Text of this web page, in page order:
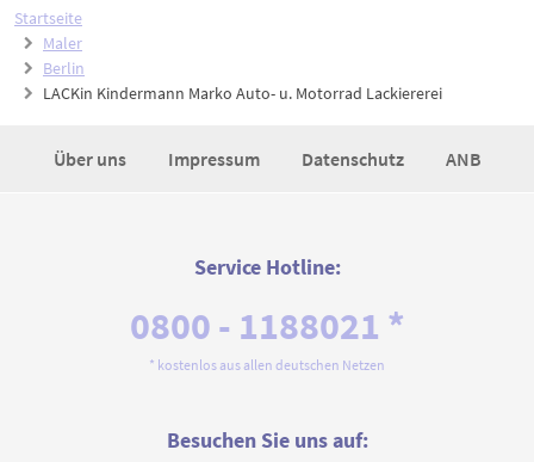
Startseite
Maler
Berlin
LACKin Kindermann Marko Auto- u. Motorrad Lackiererei
Über uns Impressum Datenschutz ANB
Service Hotline:
0800 - 1188021 *
* kostenlos aus allen deutschen Netzen
Besuchen Sie uns auf: